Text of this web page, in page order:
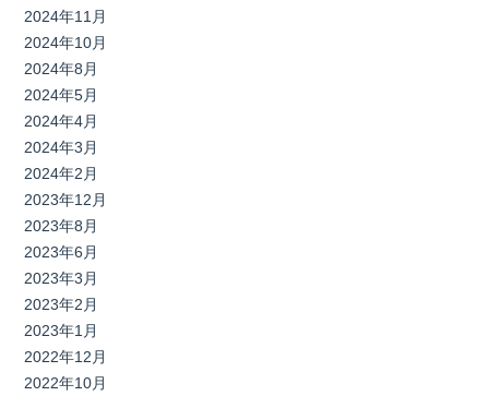
2024年11月
2024年10月
2024年8月
2024年5月
2024年4月
2024年3月
2024年2月
2023年12月
2023年8月
2023年6月
2023年3月
2023年2月
2023年1月
2022年12月
2022年10月